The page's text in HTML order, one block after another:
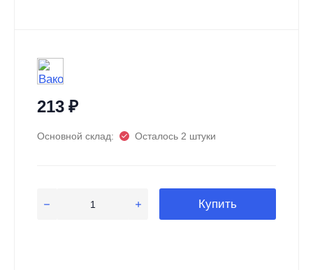
213₽
Основной склад: Осталось 2 штуки
Купить